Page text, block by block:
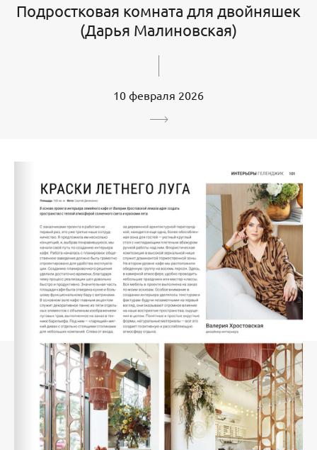
Подростковая комната для двойняшек
(Дарья Малиновская)
10 февраля 2026